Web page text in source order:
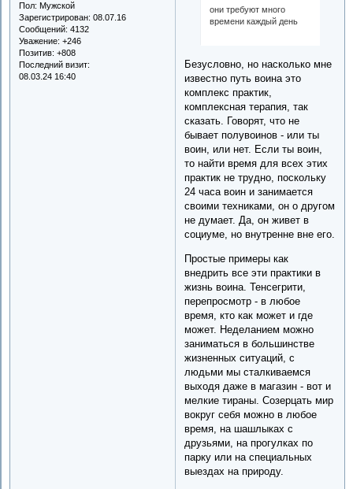
Пол: Мужской
Зарегистрирован: 08.07.16
Сообщений: 4132
Уважение: +246
Позитив: +808
Последний визит:
08.03.24 16:40
они требуют много
времени каждый день
Безусловно, но насколько мне
известно путь воина это
комплекс практик,
комплексная терапия, так
сказать. Говорят, что не
бывает полувоинов - или ты
воин, или нет. Если ты воин,
то найти время для всех этих
практик не трудно, поскольку
24 часа воин и занимается
своими техниками, он о другом
не думает. Да, он живет в
социуме, но внутренне вне его.
Простые примеры как
внедрить все эти практики в
жизнь воина. Тенсегрити,
перепросмотр - в любое
время, кто как может и где
может. Неделанием можно
заниматься в большинстве
жизненных ситуаций, с
людьми мы сталкиваемся
выходя даже в магазин - вот и
мелкие тираны. Созерцать мир
вокруг себя можно в любое
время, на шашлыках с
друзьями, на прогулках по
парку или на специальных
выездах на природу.